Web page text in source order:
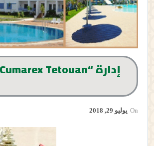
On يوليو 29, 2018